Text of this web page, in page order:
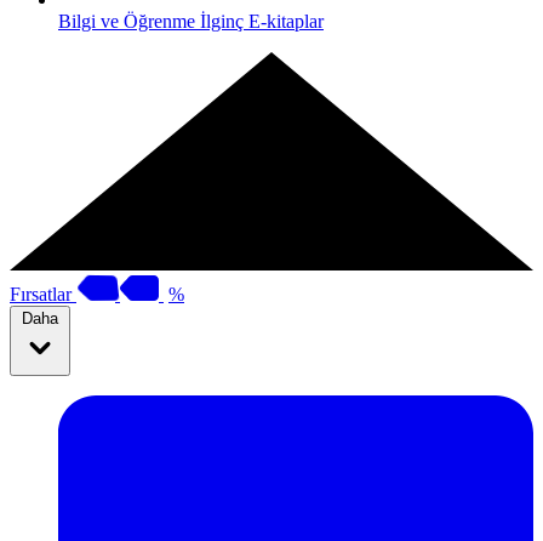
Bilgi ve Öğrenme İlginç E-kitaplar
Fırsatlar %
Daha